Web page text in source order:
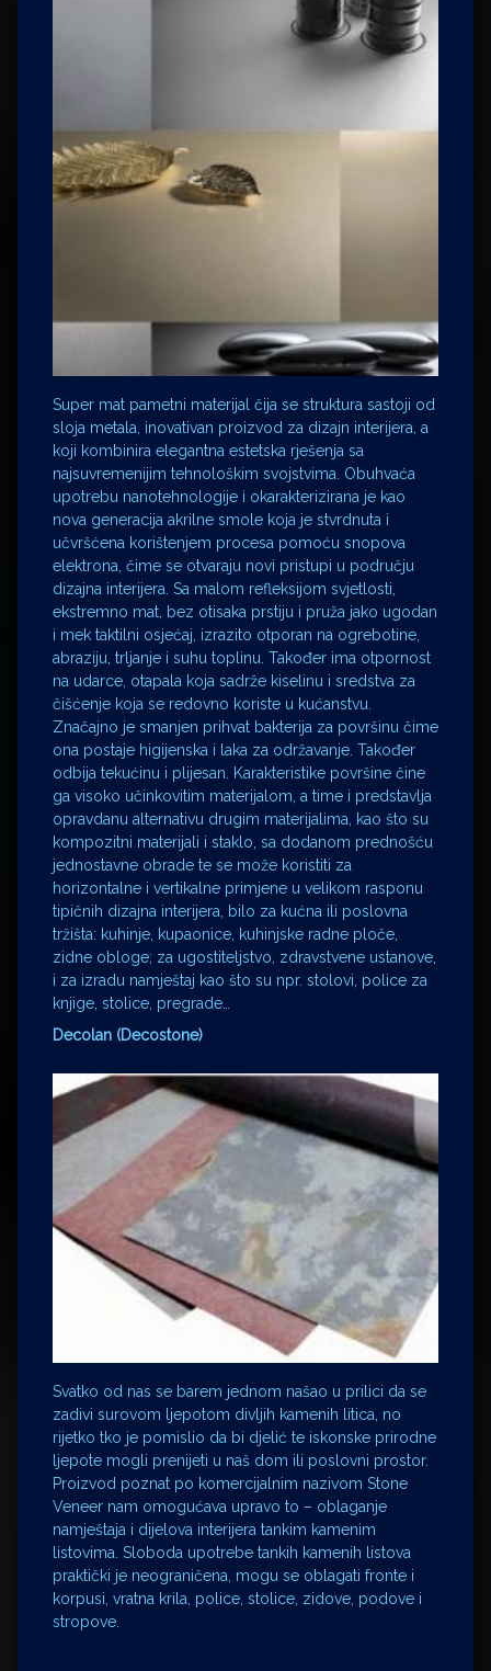
Super mat pametni materijal čija se struktura sastoji od
sloja metala, inovativan proizvod za dizajn interijera, a
koji kombinira elegantna estetska rješenja sa
najsuvremenijim tehnološkim svojstvima. Obuhvaća
upotrebu nanotehnologije i okarakterizirana je kao
nova generacija akrilne smole koja je stvrdnuta i
učvršćena korištenjem procesa pomoću snopova
elektrona, čime se otvaraju novi pristupi u području
dizajna interijera. Sa malom refleksijom svjetlosti,
ekstremno mat, bez otisaka prstiju i pruža jako ugodan
i mek taktilni osjećaj, izrazito otporan na ogrebotine,
abraziju, trljanje i suhu toplinu. Također ima otpornost
na udarce, otapala koja sadrže kiselinu i sredstva za
čišćenje koja se redovno koriste u kućanstvu.
Značajno je smanjen prihvat bakterija za površinu čime
ona postaje higijenska i laka za održavanje. Također
odbija tekućinu i plijesan. Karakteristike površine čine
ga visoko učinkovitim materijalom, a time i predstavlja
opravdanu alternativu drugim materijalima, kao što su
kompozitni materijali i staklo, sa dodanom prednošću
jednostavne obrade te se može koristiti za
horizontalne i vertikalne primjene u velikom rasponu
tipičnih dizajna interijera, bilo za kućna ili poslovna
tržišta: kuhinje, kupaonice, kuhinjske radne ploče,
zidne obloge; za ugostiteljstvo, zdravstvene ustanove,
i za izradu namještaj kao što su npr. stolovi, police za
knjige, stolice, pregrade…
Decolan (Decostone)
Svatko od nas se barem jednom našao u prilici da se
zadivi surovom ljepotom divljih kamenih litica, no
rijetko tko je pomislio da bi djelić te iskonske prirodne
ljepote mogli prenijeti u naš dom ili poslovni prostor.
Proizvod poznat po komercijalnim nazivom Stone
Veneer nam omogućava upravo to – oblaganje
namještaja i dijelova interijera tankim kamenim
listovima. Sloboda upotrebe tankih kamenih listova
praktički je neograničena, mogu se oblagati fronte i
korpusi, vratna krila, police, stolice, zidove, podove i
stropove.